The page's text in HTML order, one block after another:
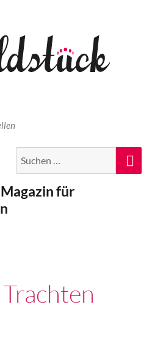
nach:
für